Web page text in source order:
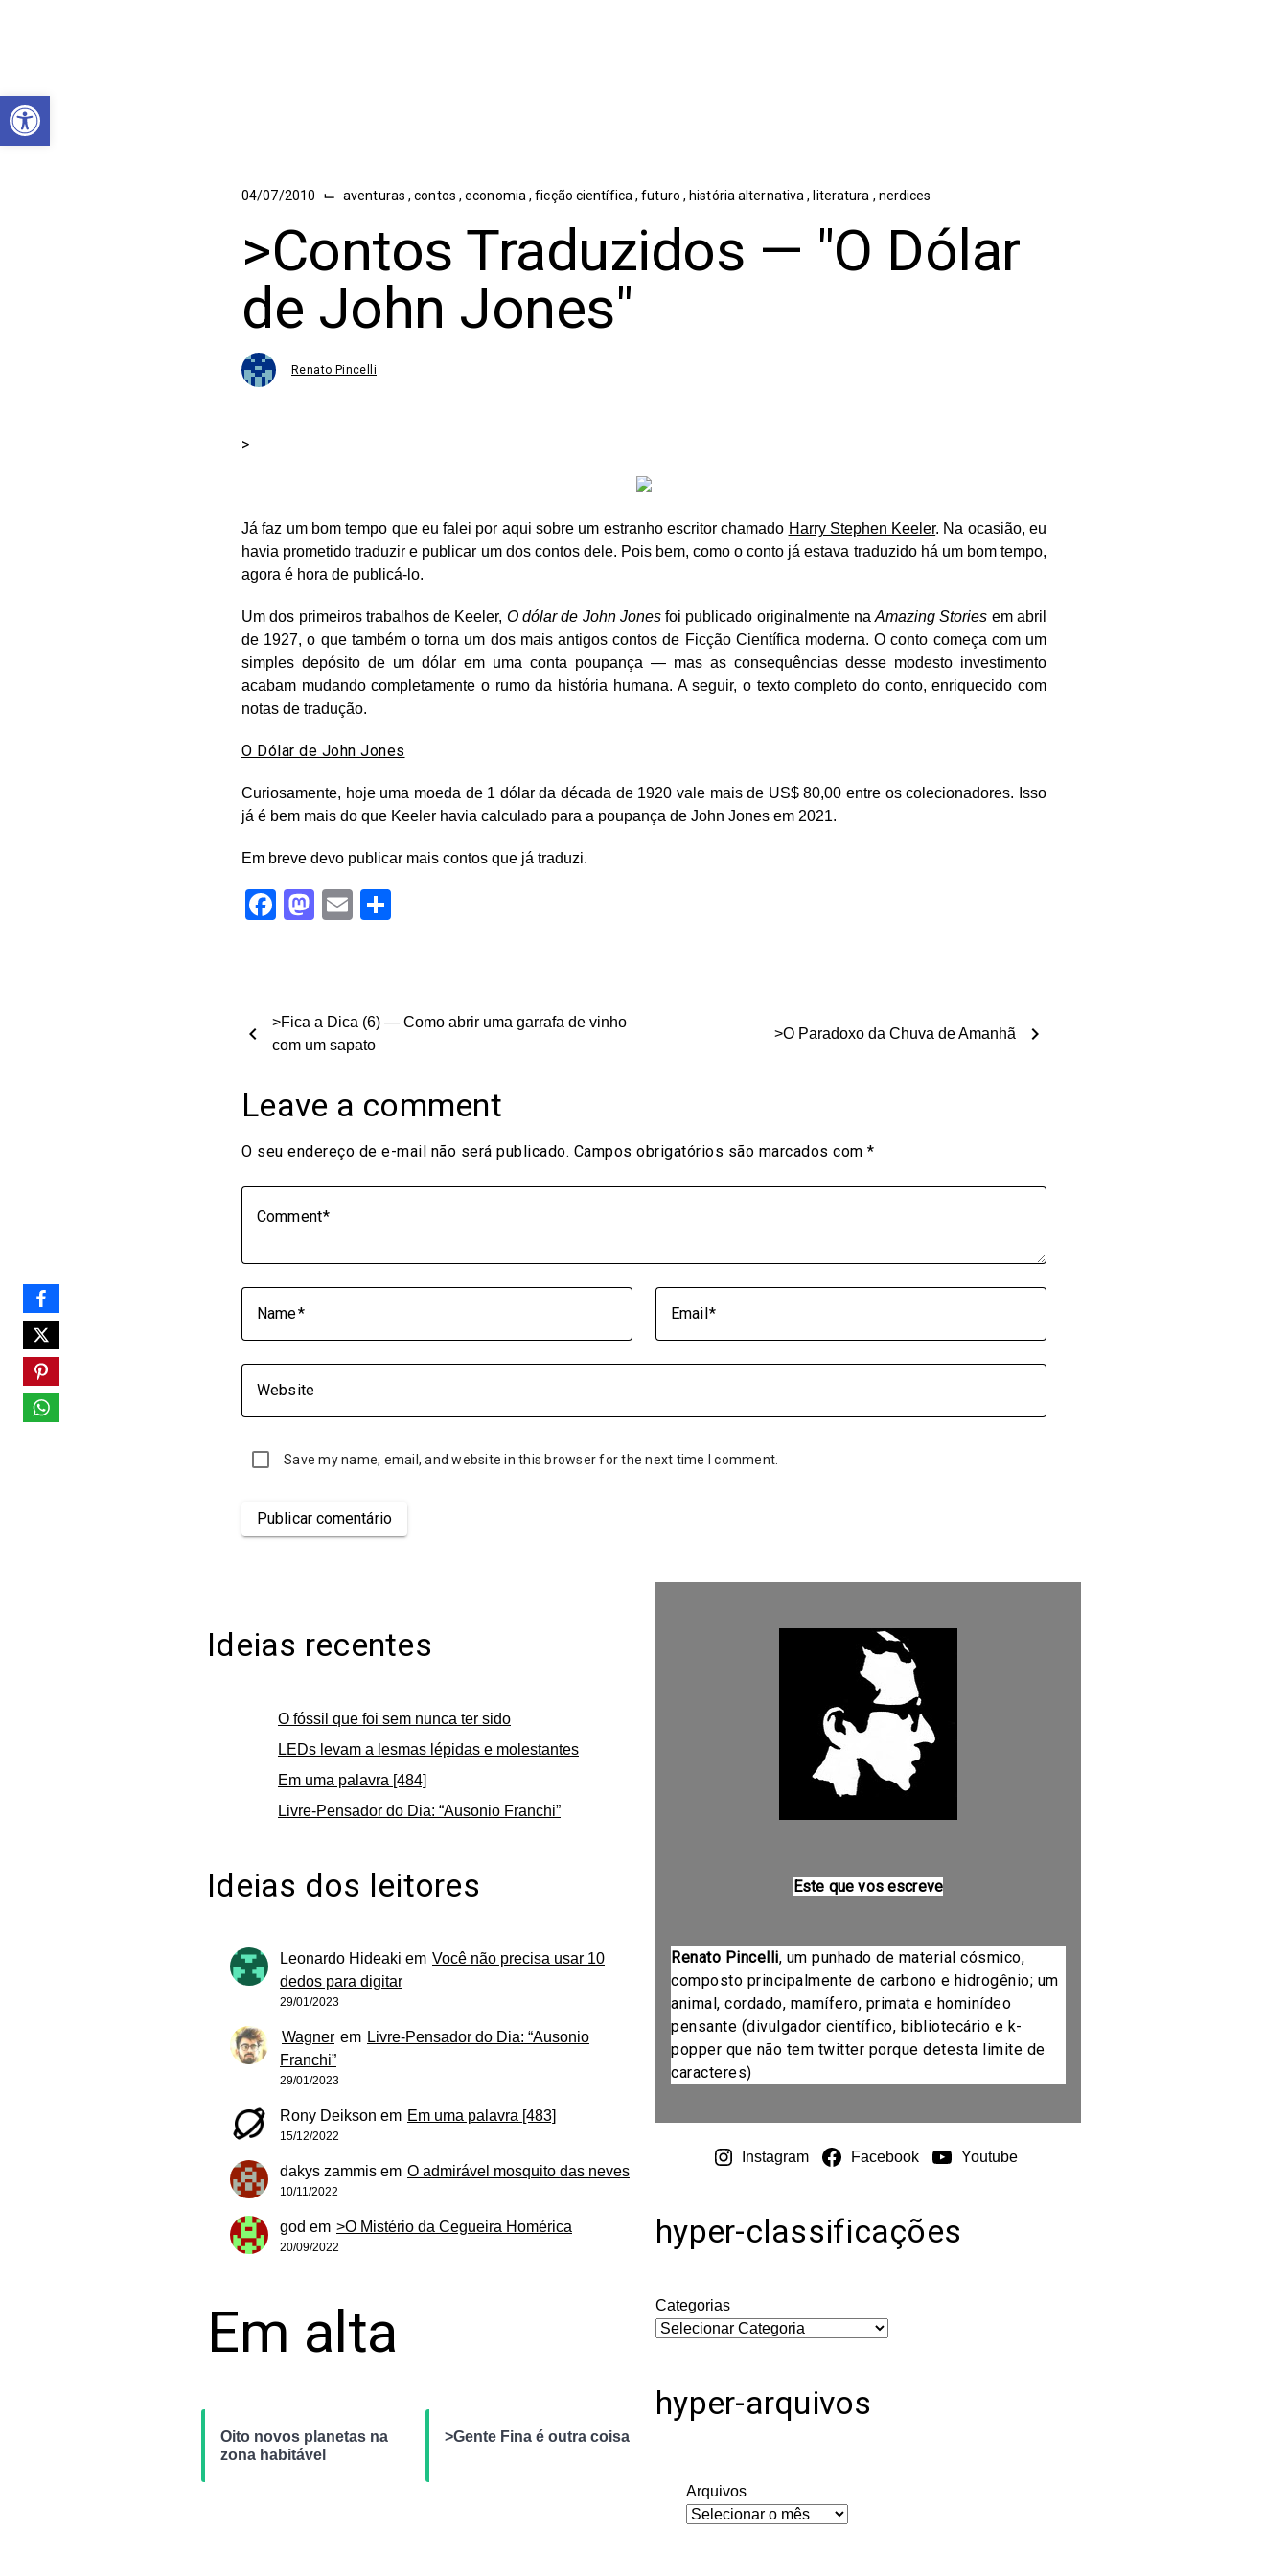
Abrir a barra de ferramentas
04/07/2010 ⌙ aventuras ,contos ,economia,ficção científica,futuro , história alternativa, literatura , nerdices
>Contos Traduzidos — "O Dólar
de John Jones"
Renato Pincelli
>
Já faz um bom tempo que eu falei por aqui sobre um estranho escritor chamado Harry Stephen Keeler. Na ocasião, eu
havia prometido traduzir e publicar um dos contos dele. Pois bem, como o conto já estava traduzido há um bom tempo,
agora é hora de publicá-lo.
Um dos primeiros trabalhos de Keeler, O dólar de John Jonesfoi publicado originalmente naAmazing Stories em abril
de 1927, o que também o torna um dos mais antigos contos de Ficção Científica moderna. O conto começa com um
simples depósito de um dólar em uma conta poupança — mas as consequências desse modesto investimento
acabam mudando completamente o rumo da história humana. A seguir, o texto completo do conto, enriquecido com
notas de tradução.
O Dólar de John Jones
Curiosamente, hoje uma moeda de 1 dólar da década de 1920 vale mais de US$ 80,00 entre os colecionadores. Isso
já é bem mais do que Keeler havia calculado para a poupança de John Jones em 2021.
Em breve devo publicar mais contos que já traduzi.
Facebook
Mastodon
Email
chevron_left
>Fica a Dica (6) — Como abrir uma garrafa de vinho
com um sapato
>O Paradoxo da Chuva de Amanhã chevron_right
Leave a comment
O seu endereço de e-mail não será publicado. Campos obrigatórios são marcados com *
Comment
Name Email
Website
Save my name, email, and website in this browser for the next time I comment.
Publicar comentário
Ideias recentes
O fóssil que foi sem nunca ter sido
LEDs levam a lesmas lépidas e molestantes
Em uma palavra [484]
Livre-Pensador do Dia: “Ausonio Franchi”
Ideias dos leitores
Leonardo Hideaki em Você não precisa usar 10
dedos para digitar
29/01/2023
Wagner em Livre-Pensador do Dia: “Ausonio
Franchi”
29/01/2023
Rony Deikson em Em uma palavra [483]
15/12/2022
dakys zammis em O admirável mosquito das neves
10/11/2022
god em >O Mistério da Cegueira Homérica
20/09/2022
Em alta
Oito novos planetas na
zona habitável
>Gente Fina é outra coisa
Este que vos escreve
Renato Pincelli, um punhado de material cósmico,
composto principalmente de carbono e hidrogênio; um
animal, cordado, mamífero, primata e hominídeo
pensante (divulgador científico, bibliotecário e k-
popper que não tem twitter porque detesta limite de
caracteres)
Instagram Facebook Youtube
hyper-classificações
Categorias
hyper-arquivos
Arquivos